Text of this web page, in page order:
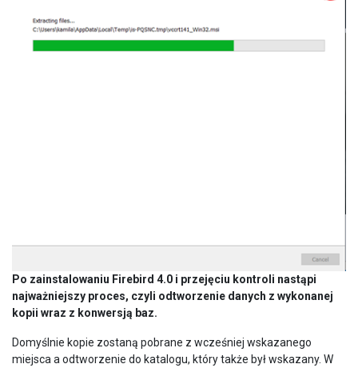
Po zainstalowaniu Firebird 4.0 i przejęciu kontroli nastąpi
najważniejszy proces, czyli odtworzenie danych z wykonanej
kopii wraz z konwersją baz.
Domyślnie kopie zostaną pobrane z wcześniej wskazanego
miejsca a odtworzenie do katalogu, który także był wskazany. W